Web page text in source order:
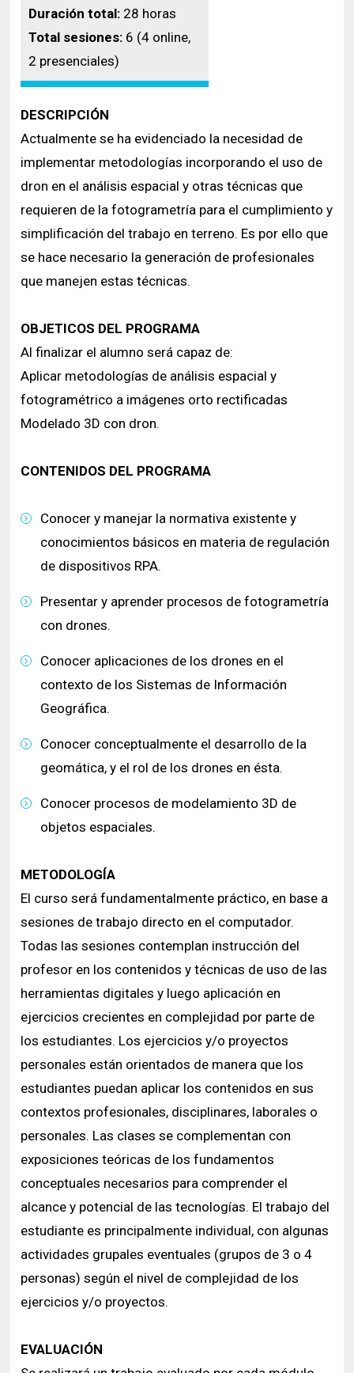
Duración total: 28 horas
Total sesiones: 6 (4 online,
2 presenciales)
DESCRIPCIÓN
Actualmente se ha evidenciado la necesidad de
implementar metodologías incorporando el uso de
dron en el análisis espacial y otras técnicas que
requieren de la fotogrametría para el cumplimiento y
simplificación del trabajo en terreno. Es por ello que
se hace necesario la generación de profesionales
que manejen estas técnicas.
OBJETICOS DEL PROGRAMA
Al finalizar el alumno será capaz de:
Aplicar metodologías de análisis espacial y
fotogramétrico a imágenes orto rectificadas
Modelado 3D con dron.
CONTENIDOS DEL PROGRAMA
Conocer y manejar la normativa existente y
conocimientos básicos en materia de regulación
de dispositivos RPA.
Presentar y aprender procesos de fotogrametría
con drones.
Conocer aplicaciones de los drones en el
contexto de los Sistemas de Información
Geográfica.
Conocer conceptualmente el desarrollo de la
geomática, y el rol de los drones en ésta.
​Conocer procesos de modelamiento 3D de
objetos espaciales.
METODOLOGÍA
El curso será fundamentalmente práctico, en base a
sesiones de trabajo directo en el computador.
Todas las sesiones contemplan instrucción del
profesor en los contenidos y técnicas de uso de las
herramientas digitales y luego aplicación en
ejercicios crecientes en complejidad por parte de
los estudiantes. Los ejercicios y/o proyectos
personales están orientados de manera que los
estudiantes puedan aplicar los contenidos en sus
contextos profesionales, disciplinares, laborales o
personales. Las clases se complementan con
exposiciones teóricas de los fundamentos
conceptuales necesarios para comprender el
alcance y potencial de las tecnologías. El trabajo del
estudiante es principalmente individual, con algunas
actividades grupales eventuales (grupos de 3 o 4
personas) según el nivel de complejidad de los
ejercicios y/o proyectos.
EVALUACIÓN